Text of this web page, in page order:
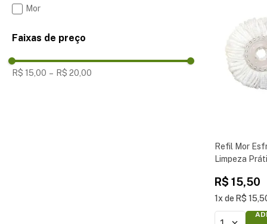
Mor
Faixas de preço
R$ 15,00 – R$ 20,00
Refil Mor
Limpeza
R$ 15,50
1 R$ 15,